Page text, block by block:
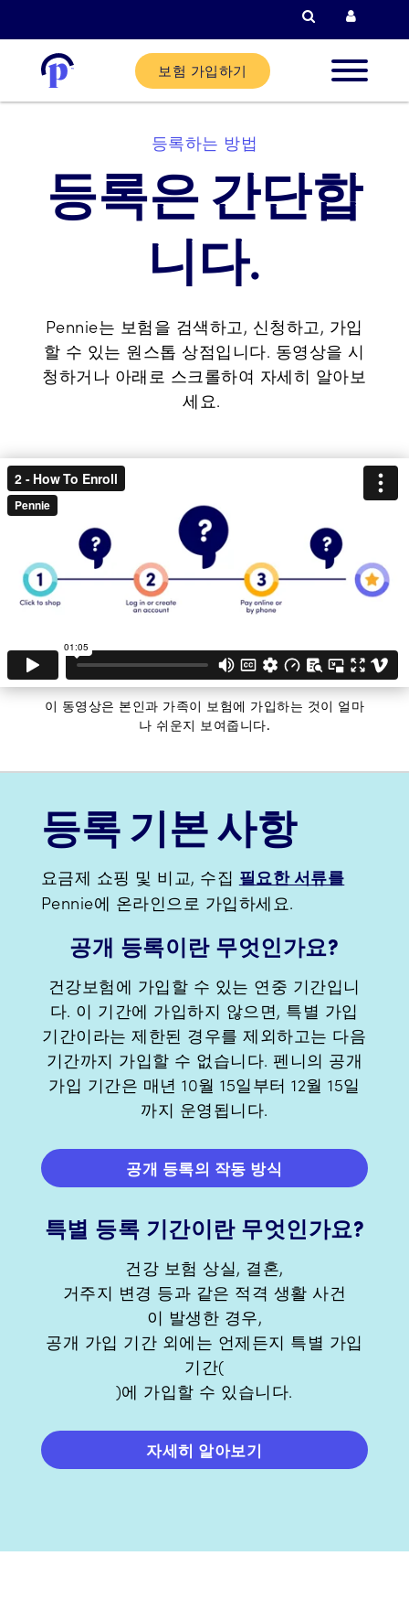
검색
보험 가입하기
현재 고
도움말
등록하는 방법
등록은 간단합
니다.
Pennie는 보험을 검색하고, 신청하고, 가입
할 수 있는 원스톱 상점입니다. 동영상을 시
청하거나 아래로 스크롤하여 자세히 알아보
세요.
이 동영상은 본인과 가족이 보험에 가입하는 것이 얼마
나 쉬운지 보여줍니다.
등록 기본 사항
요금제 쇼핑 및 비교, 수집 필요한 서류를
Pennie에 온라인으로 가입하세요.
공개 등록이란 무엇인가요?
건강보험에 가입할 수 있는 연중 기간입니
다. 이 기간에 가입하지 않으면, 특별 가입
기간이라는 제한된 경우를 제외하고는 다음
기간까지 가입할 수 없습니다. 펜니의 공개
가입 기간은 매년 10월 15일부터 12월 15일
까지 운영됩니다.
공개 등록의 작동 방식
특별 등록 기간이란 무엇인가요?
건강 보험 상실, 결혼,
거주지 변경 등과 같은 적격 생활 사건
이 발생한 경우,
공개 가입 기간 외에는 언제든지 특별 가입
기간(
)에 가입할 수 있습니다.
자세히 알아보기